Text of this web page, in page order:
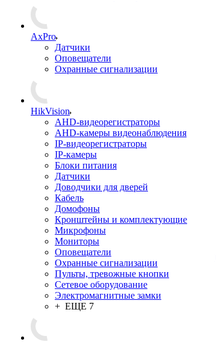
AxPro
Датчики
Оповещатели
Охранные сигнализации
HikVision
AHD-видеорегистраторы
AHD-камеры видеонаблюдения
IP-видеорегистраторы
IP-камеры
Блоки питания
Датчики
Доводчики для дверей
Кабель
Домофоны
Кронштейны и комплектующие
Микрофоны
Мониторы
Оповещатели
Охранные сигнализации
Пульты, тревожные кнопки
Сетевое оборудование
Электромагнитные замки
+ ЕЩЕ 7